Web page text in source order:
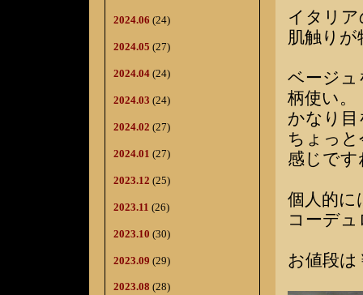
2024.06 (24)
2024.05 (27)
2024.04 (24)
2024.03 (24)
2024.02 (27)
2024.01 (27)
2023.12 (25)
2023.11 (26)
2023.10 (30)
2023.09 (29)
2023.08 (28)
イタリ
肌触りが
ベージュ
柄使い。
かなり
ちょっ
感じです
個人的に
コーデ
お値段は